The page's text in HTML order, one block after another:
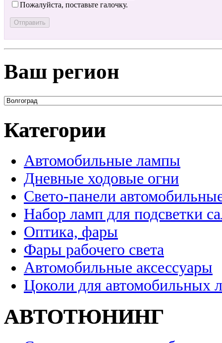
Пожалуйста, поставьте галочку.
Ваш регион
Категории
Автомобильные лампы
Дневные ходовые огни
Свето-панели
Набор ламп для подсветки
Оптика, фары
Фары рабочего света
Автомобильные аксессуары
Цоколи для автомобильных
АВТОТЮНИНГ